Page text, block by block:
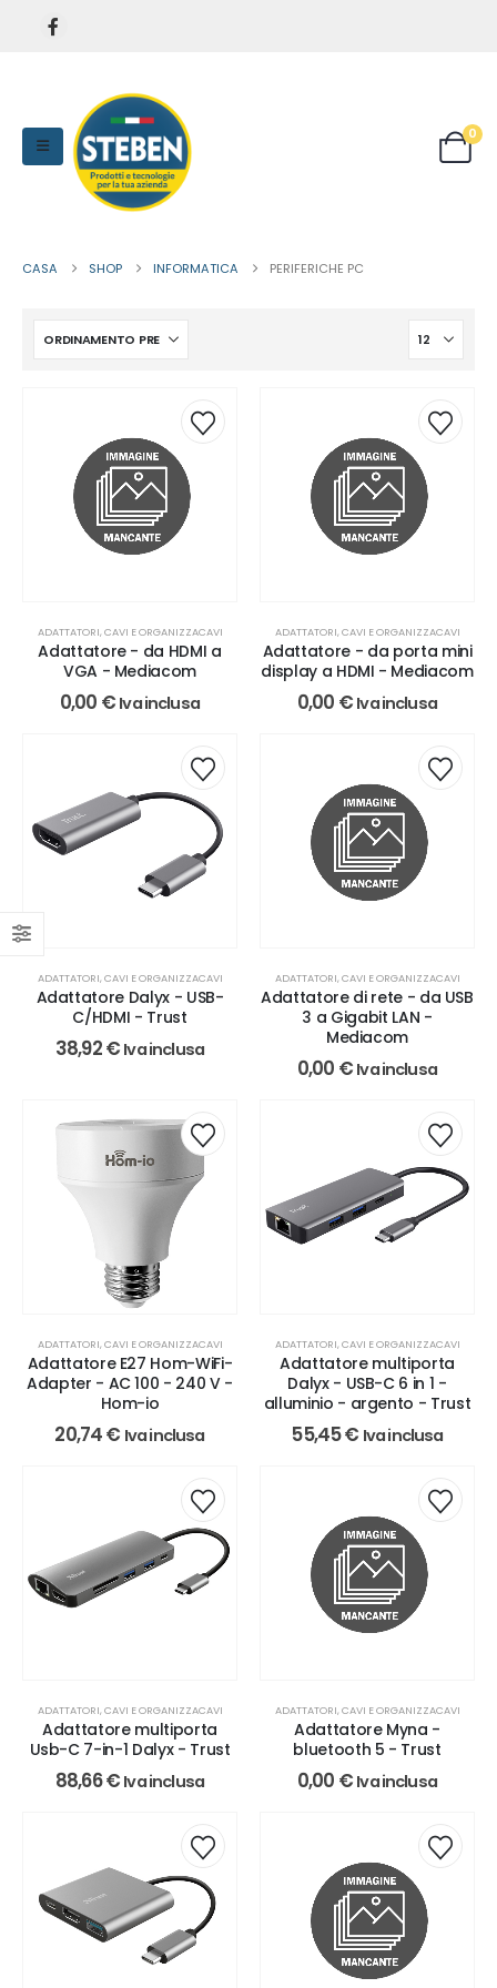
0
CASA SHOP INFORMATICA PERIFERICHE PC
ADATTATORI, CAVI E ORGANIZZACAVI
Adattatore - da HDMI a
VGA - Mediacom
0,00 € Iva inclusa
ADATTATORI, CAVI E ORGANIZZACAVI
Adattatore - da porta mini
display a HDMI - Mediacom
0,00 € Iva inclusa
ADATTATORI, CAVI E ORGANIZZACAVI
Adattatore Dalyx - USB-
C/HDMI - Trust
38,92€ Iva inclusa
ADATTATORI, CAVI E ORGANIZZACAVI
Adattatore di rete - da USB
3 a Gigabit LAN -
Mediacom
0,00 € Iva inclusa
ADATTATORI, CAVI E ORGANIZZACAVI
Adattatore E27 Hom-WiFi-
Adapter - AC 100 - 240 V -
Hom-io
20,74€ Iva inclusa
ADATTATORI, CAVI E ORGANIZZACAVI
Adattatore multiporta
Dalyx - USB-C 6 in 1 -
alluminio - argento - Trust
55,45€ Iva inclusa
ADATTATORI, CAVI E ORGANIZZACAVI
Adattatore multiporta
Usb-C 7-in-1 Dalyx - Trust
88,66€ Iva inclusa
ADATTATORI, CAVI E ORGANIZZACAVI
Adattatore Myna -
bluetooth 5 - Trust
0,00 € Iva inclusa